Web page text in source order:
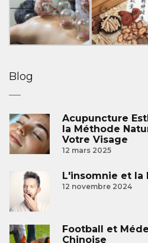
Blog
Acupuncture
la Méthode
Votre Visage
12 mars 2025
L'insomnie et la
12 novembre 2024
Football et
Chinoise